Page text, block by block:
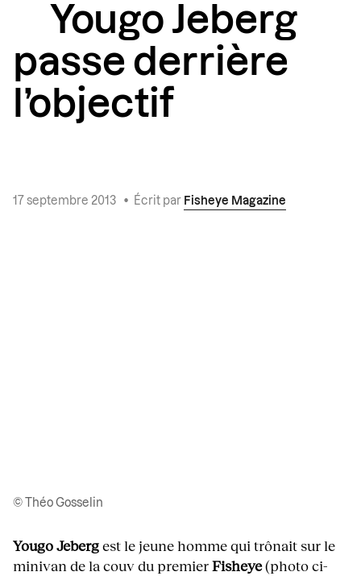
Yougo Jeberg
passe derrière
l’objectif
17 septembre 2013 • Écrit par Fisheye Magazine
© Théo Gosselin
Yougo Jebergest le jeune homme qui trônait sur le
minivan de la couv du premierFisheye(photo ci-